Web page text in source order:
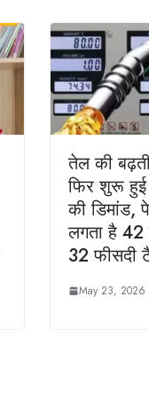
तेल की
फिर शुरू हुई
की डिमांड,
लगता है 42
32 फीसदी
May 23, 2026